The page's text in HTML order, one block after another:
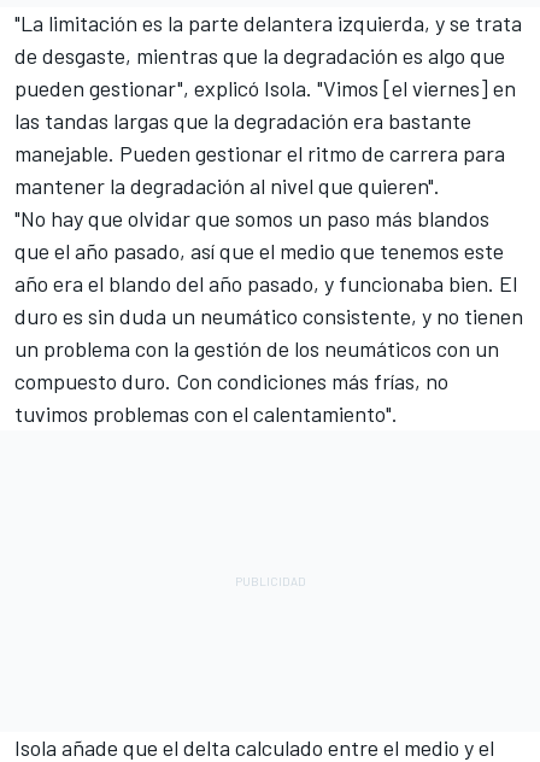
"La limitación es la parte delantera izquierda, y se trata
de desgaste, mientras que la degradación es algo que
pueden gestionar", explicó Isola. "Vimos [el viernes] en
las tandas largas que la degradación era bastante
manejable. Pueden gestionar el ritmo de carrera para
mantener la degradación al nivel que quieren".
"No hay que olvidar que somos un paso más blandos
que el año pasado, así que el medio que tenemos este
año era el blando del año pasado, y funcionaba bien. El
duro es sin duda un neumático consistente, y no tienen
un problema con la gestión de los neumáticos con un
compuesto duro. Con condiciones más frías, no
tuvimos problemas con el calentamiento".
Isola añade que el delta calculado entre el medio y el